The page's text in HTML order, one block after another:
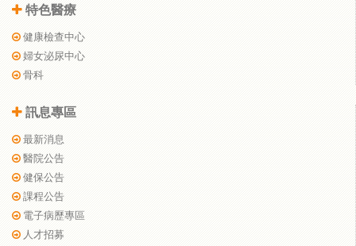
特色醫療
健康檢查中心
婦女泌尿中心
骨科
訊息專區
最新消息
醫院公告
健保公告
課程公告
電子病歷專區
人才招募